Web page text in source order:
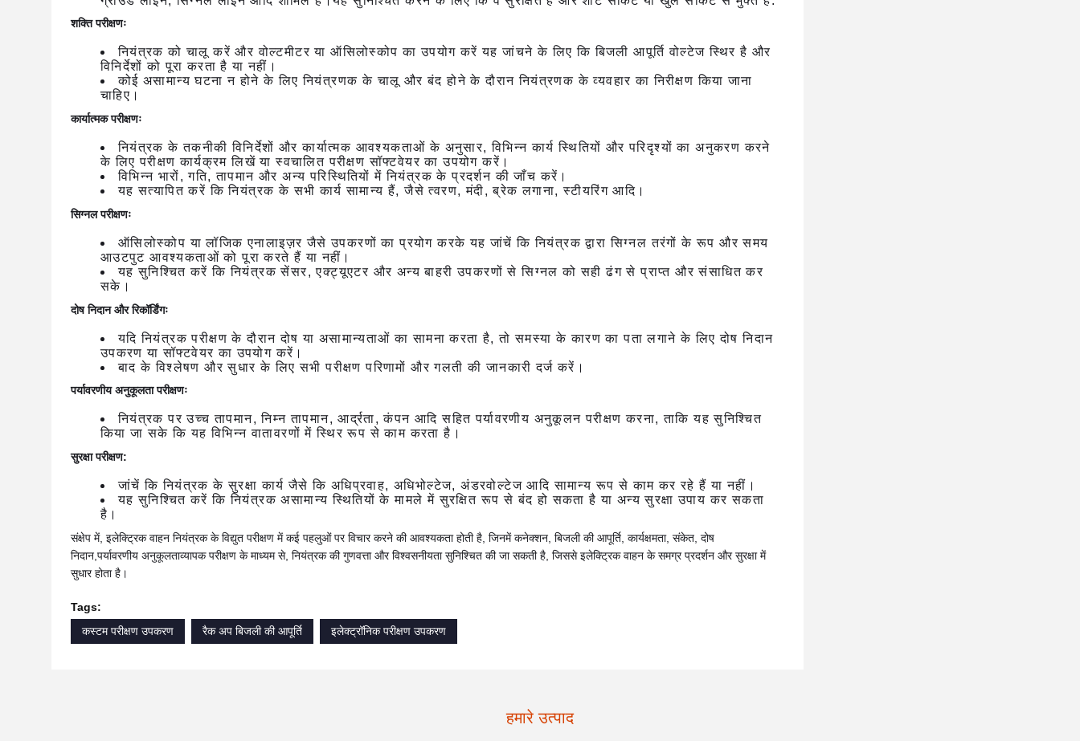
शक्ति परीक्षणः
नियंत्रक को चालू करें और वोल्टमीटर या ऑसिलोस्कोप का उपयोग करें यह जांचने के लिए कि बिजली आपूर्ति वोल्टेज स्थिर है और
विनिर्देशों को पूरा करता है या नहीं।
कोई असामान्य घटना न होने के लिए नियंत्रणक के चालू और बंद होने के दौरान नियंत्रणक के व्यवहार का निरीक्षण किया जाना
चाहिए।
कार्यात्मक परीक्षणः
नियंत्रक के तकनीकी विनिर्देशों और कार्यात्मक आवश्यकताओं के अनुसार, विभिन्न कार्य स्थितियों और परिदृश्यों का अनुकरण करने
के लिए परीक्षण कार्यक्रम लिखें या स्वचालित परीक्षण सॉफ्टवेयर का उपयोग करें।
विभिन्न भारों, गति, तापमान और अन्य परिस्थितियों में नियंत्रक के प्रदर्शन की जाँच करें।
यह सत्यापित करें कि नियंत्रक के सभी कार्य सामान्य हैं, जैसे त्वरण, मंदी, ब्रेक लगाना, स्टीयरिंग आदि।
सिग्नल परीक्षणः
ऑसिलोस्कोप या लॉजिक एनालाइज़र जैसे उपकरणों का प्रयोग करके यह जांचें कि नियंत्रक द्वारा सिग्नल तरंगों के रूप और समय
आउटपुट आवश्यकताओं को पूरा करते हैं या नहीं।
यह सुनिश्चित करें कि नियंत्रक सेंसर, एक्ट्यूएटर और अन्य बाहरी उपकरणों से सिग्नल को सही ढंग से प्राप्त और संसाधित कर
सके।
दोष निदान और रिकॉर्डिंगः
यदि नियंत्रक परीक्षण के दौरान दोष या असामान्यताओं का सामना करता है, तो समस्या के कारण का पता लगाने के लिए दोष निदान
उपकरण या सॉफ्टवेयर का उपयोग करें।
बाद के विश्लेषण और सुधार के लिए सभी परीक्षण परिणामों और गलती की जानकारी दर्ज करें।
पर्यावरणीय अनुकूलता परीक्षणः
नियंत्रक पर उच्च तापमान, निम्न तापमान, आर्द्रता, कंपन आदि सहित पर्यावरणीय अनुकूलन परीक्षण करना, ताकि यह सुनिश्चित
किया जा सके कि यह विभिन्न वातावरणों में स्थिर रूप से काम करता है।
सुरक्षा परीक्षण:
जांचें कि नियंत्रक के सुरक्षा कार्य जैसे कि अधिप्रवाह, अधिभोल्टेज, अंडरवोल्टेज आदि सामान्य रूप से काम कर रहे हैं या नहीं।
यह सुनिश्चित करें कि नियंत्रक असामान्य स्थितियों के मामले में सुरक्षित रूप से बंद हो सकता है या अन्य सुरक्षा उपाय कर सकता
है।
संक्षेप में, इलेक्ट्रिक वाहन नियंत्रक के विद्युत परीक्षण में कई पहलुओं पर विचार करने की आवश्यकता होती है, जिनमें कनेक्शन, बिजली की आपूर्ति, कार्यक्षमता, संकेत, दोष
निदान,पर्यावरणीय अनुकूलताव्यापक परीक्षण के माध्यम से, नियंत्रक की गुणवत्ता और विश्वसनीयता सुनिश्चित की जा सकती है, जिससे इलेक्ट्रिक वाहन के समग्र प्रदर्शन और सुरक्षा में
सुधार होता है।
Tags:
कस्टम परीक्षण उपकरण
रैक अप बिजली की आपूर्ति इलेक्ट्रॉनिक परीक्षण उपकरण
हमारे उत्पाद